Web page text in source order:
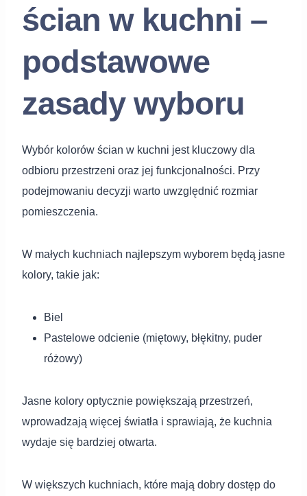
ścian w kuchni –
podstawowe
zasady wyboru
Wybór kolorów ścian w kuchni jest kluczowy dla
odbioru przestrzeni oraz jej funkcjonalności. Przy
podejmowaniu decyzji warto uwzględnić rozmiar
pomieszczenia.
W małych kuchniach najlepszym wyborem będą jasne
kolory, takie jak:
Biel
Pastelowe odcienie (miętowy, błękitny, puder
różowy)
Jasne kolory optycznie powiększają przestrzeń,
wprowadzają więcej światła i sprawiają, że kuchnia
wydaje się bardziej otwarta.
W większych kuchniach, które mają dobry dostęp do